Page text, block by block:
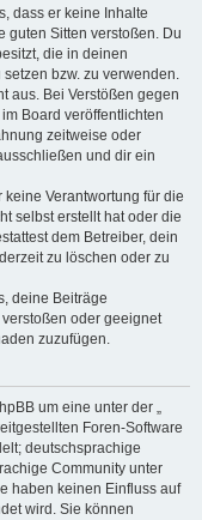
dass er keine Inhalte
guten Sitten verstoßen. Du
die in deinen
bzw. zu verwenden.
aus. Bei Verstößen gegen
Board veröffentlichten
zeitweise oder
und dir ein
Verantwortung für die
selbst erstellt hat oder die
dem Betreiber, dein
zu löschen oder zu
deine Beiträge
oder geeignet
zuzufügen.
um eine unter der „
Foren-Software
deutschsprachige
Community unter
haben keinen Einfluss auf
wird. Sie können